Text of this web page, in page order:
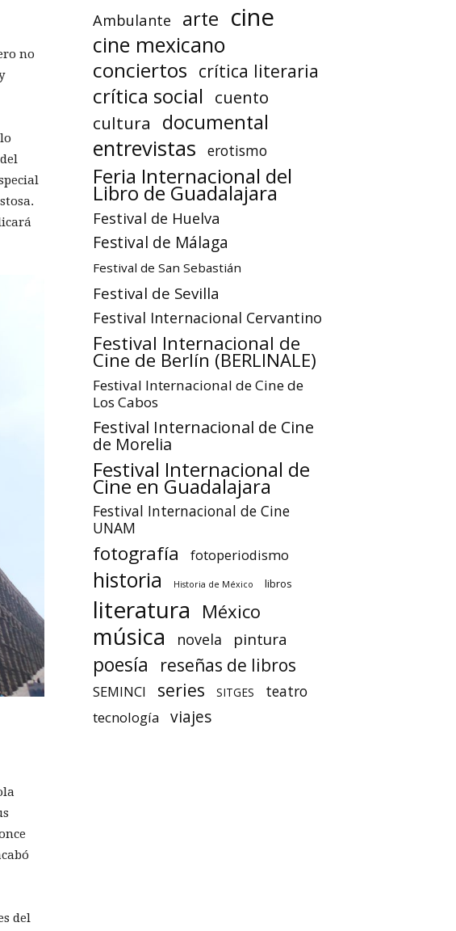
no
del
Ambulante arte cine
cine mexicano
conciertos crítica literaria
crítica social
cuento
cultura
documental
entrevistas erotismo
Feria Internacional del
Libro de Guadalajara
Festival de Huelva
Festival de Málaga
Festival de San Sebastián
Festival de Sevilla
Festival Internacional Cervantino
Festival Internacional de
Cine de Berlín (BERLINALE)
Festival Internacional de Cine de
Los Cabos
Festival Internacional de Cine
de Morelia
Festival Internacional de
Cine en Guadalajara
Festival Internacional de Cine
UNAM
fotografía fotoperiodismo
historia Historia de México libros
literatura México
música novela pintura
poesía reseñas de libros
SEMINCI series SITGES teatro
tecnología viajes